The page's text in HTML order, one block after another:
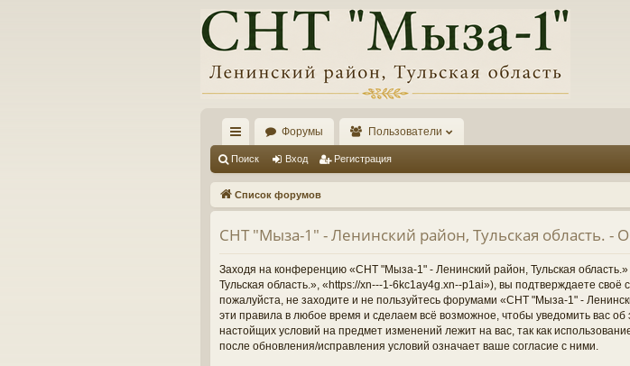
с
ы
лк
и
Форумы Пользователи
Поиск Вход Регистрация
Список форумов
СНТ "Мыза-1" - Ленинский район, Тульская область. -
Заходя на конференцию «СНТ "Мыза-1" - Ленинский район, Тульская
Тульская область.», «https://xn---1-6kc1ay4g.xn--p1ai»), вы подтверждаете
пожалуйста, не заходите и не пользуйтесь форумами «СНТ "Мыза-1" -
эти правила в любое время и сделаем всё возможное, чтобы уведомить вас
настойщих условий на предмет изменений лежит на вас, так как
после обновления/исправления условий означает ваше согласие с ними.